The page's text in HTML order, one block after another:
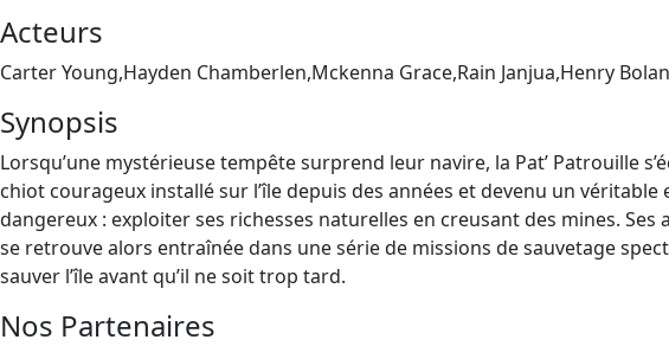
Acteurs
Carter Young,Hayden Chamberlen,Mckenna Grace,Rain Janjua,Henry Bolan
Synopsis
Lorsqu’une mystérieuse tempête surprend leur navire, la Pat’ Patrouille
chiot courageux installé sur l’île depuis des années et devenu un
dangereux : exploiter ses richesses naturelles en creusant des mines.
se retrouve alors entraînée dans une série de missions de sauvetage
sauver l’île avant qu’il ne soit trop tard.
Nos Partenaires